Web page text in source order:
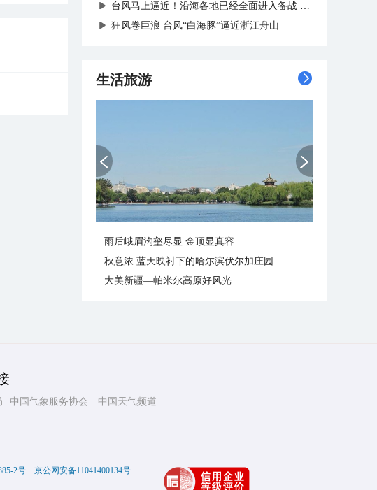
台风马上逼近！沿海各地已经全面进入备战状态
狂风卷巨浪 台风“白海豚”逼近浙江舟山
生活旅游
雨后峨眉沟壑尽显 金顶显真容
秋意浓 蓝天映衬下的哈尔滨伏尔加庄园
大美新疆—帕米尔高原好风光
中国气象服务协会 中国天气频道
2号 京公网安备11041400134号